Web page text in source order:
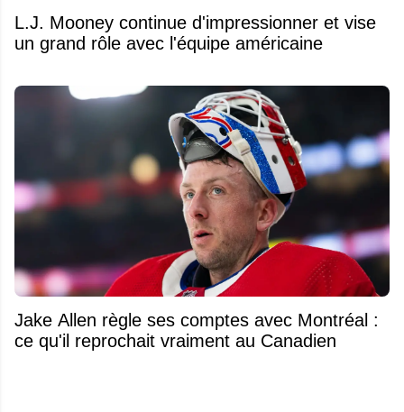
L.J. Mooney continue d'impressionner et vise
un grand rôle avec l'équipe américaine
Jake Allen règle ses comptes avec Montréal :
ce qu'il reprochait vraiment au Canadien